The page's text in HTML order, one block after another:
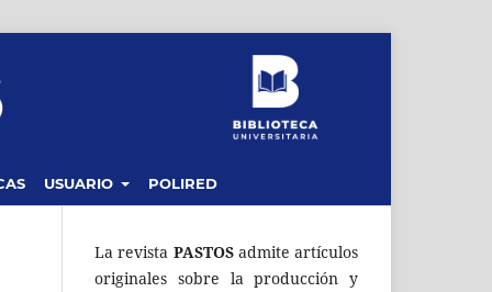
USUARIO POLIRED
La revista PASTOSadmite artículos
originales sobre la producción y